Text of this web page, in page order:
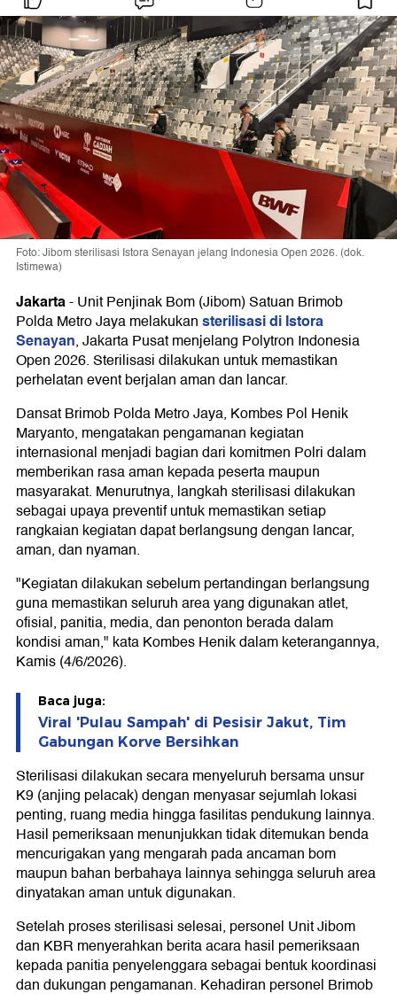
Foto: Jibom sterilisasi Istora Senayan jelang Indonesia Open 2026. (dok.
Istimewa)
Jakarta-Unit Penjinak Bom (Jibom) Satuan Brimob
Polda Metro Jaya melakukansterilisasi di Istora
Senayan, Jakarta Pusat menjelang Polytron Indonesia
Open 2026. Sterilisasi dilakukan untuk memastikan
perhelatan event berjalan aman dan lancar.
Dansat Brimob Polda Metro Jaya, Kombes Pol Henik
Maryanto, mengatakan pengamanan kegiatan
internasional menjadi bagian dari komitmen Polri dalam
memberikan rasa aman kepada peserta maupun
masyarakat. Menurutnya, langkah sterilisasi dilakukan
sebagai upaya preventif untuk memastikan setiap
rangkaian kegiatan dapat berlangsung dengan lancar,
aman, dan nyaman.
"Kegiatan dilakukan sebelum pertandingan berlangsung
guna memastikan seluruh area yang digunakan atlet,
ofisial, panitia, media, dan penonton berada dalam
kondisi aman," kata Kombes Henik dalam keterangannya,
Kamis (4/6/2026).
Baca juga:
Viral 'Pulau Sampah' di Pesisir Jakut, Tim
Gabungan Korve Bersihkan
Sterilisasi dilakukan secara menyeluruh bersama unsur
K9 (anjing pelacak) dengan menyasar sejumlah lokasi
penting, ruang media hingga fasilitas pendukung lainnya.
Hasil pemeriksaan menunjukkan tidak ditemukan benda
mencurigakan yang mengarah pada ancaman bom
maupun bahan berbahaya lainnya sehingga seluruh area
dinyatakan aman untuk digunakan.
Setelah proses sterilisasi selesai, personel Unit Jibom
dan KBR menyerahkan berita acara hasil pemeriksaan
kepada panitia penyelenggara sebagai bentuk koordinasi
dan dukungan pengamanan. Kehadiran personel Brimob